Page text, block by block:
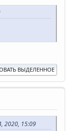
ВЫДЕЛЕННОЕ
2020, 15:09